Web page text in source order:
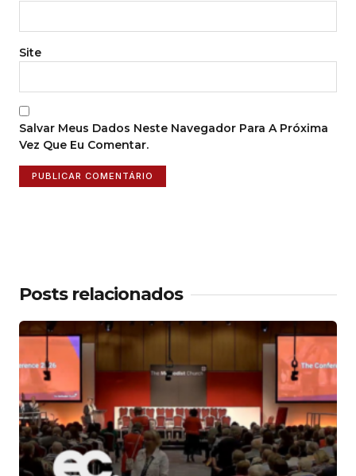
Site
Salvar Meus Dados Neste Navegador Para A Próxima
Vez Que Eu Comentar.
Posts relacionados